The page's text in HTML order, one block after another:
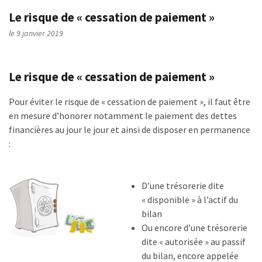
Le risque de « cessation de paiement »
le 9 janvier 2019
Le risque de « cessation de paiement »
Pour éviter le risque de « cessation de paiement », il faut être
en mesure d’honorer notamment le paiement des dettes
financières au jour le jour et ainsi de disposer en permanence
:
D’une trésorerie dite
« disponible » à l’actif du
bilan
Ou encore d’une trésorerie
dite « autorisée » au passif
du bilan, encore appelée